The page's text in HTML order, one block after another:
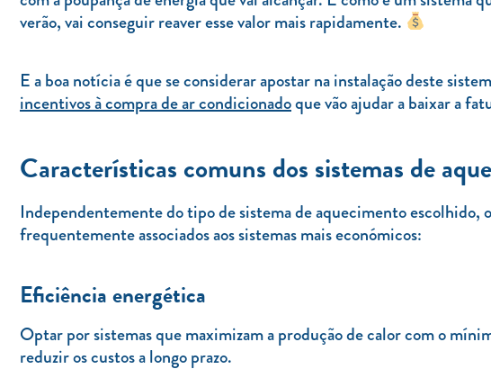
verão, vai conseguir reaver esse valor mais rapidamente.
E a boa notícia é que se considerar apostar na instalação deste
incentivos à compra de ar condicionadoque vão ajudar a baixar a
Características comuns dos sistemas de
Independentemente do tipo de sistema de aquecimento escolhido,
frequentemente associados aos sistemas mais económicos:
Eficiência energética
Optar por sistemas que maximizam a produção de calor com o
reduzir os custos a longo prazo.